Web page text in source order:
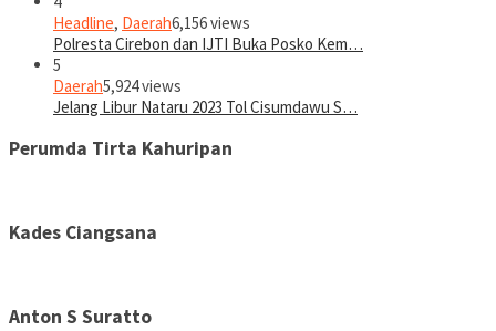
Headline, Daerah6,156 views
Polresta Cirebon dan IJTI Buka Posko Kem…
5
Daerah5,924 views
Jelang Libur Nataru 2023 Tol Cisumdawu S…
Perumda Tirta Kahuripan
Kades Ciangsana
Anton S Suratto